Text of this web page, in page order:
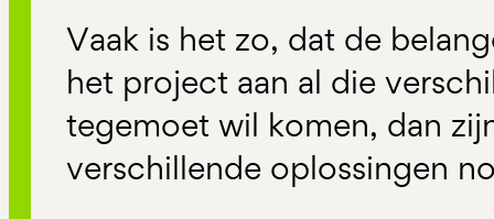
Vaak is het zo, dat de
het project aan al die
tegemoet wil komen, dan
verschillende oplossingen